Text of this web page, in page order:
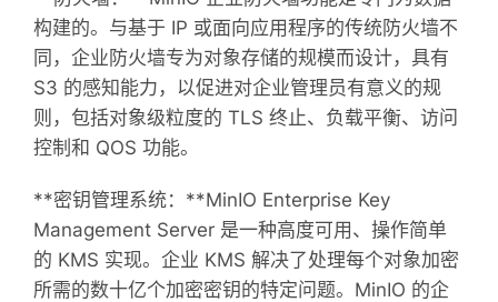
构建的。与基于 IP 或面向应用程序的传统防火墙不
同，企业防火墙专为对象存储的规模而设计，具有
S3 的感知能力，以促进对企业管理员有意义的规
则，包括对象级粒度的 TLS 终止、负载平衡、访问
控制和 QOS 功能。
**密钥管理系统：**MinIO Enterprise Key
Management Server 是一种高度可用、操作简单
的 KMS 实现。企业 KMS 解决了处理每个对象加密
所需的数十亿个加密密钥的特定问题。MinIO 的企